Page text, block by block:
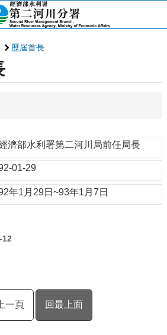
歷屆首長
濟部水利署第二河川局前任局長
01-29
年1月29日~93年1月7日
12
一頁 回最上面